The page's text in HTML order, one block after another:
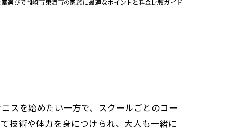
選びで岡崎市東海市の家族に最適なポイントと料金比較ガイド
スを始めたい一方で、スクールごとのコー
技術や体力を身につけられ、大人も一緒に